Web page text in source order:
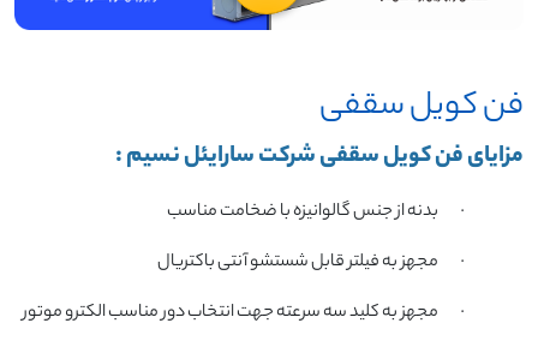
فن کویل سقفی
مزایای فن کویل سقفی شرکت سارایئل نسیم :
·
بدنه از جنس گالوانیزه با ضخامت مناسب
·
مجهز به فیلتر قابل شستشو آنتی باکتریال
·
مجهز به کلید سه سرعته جهت انتخاب دور مناسب الکترو موتور